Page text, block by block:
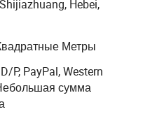
месте и проверку
2013 года, он принял
системы
Hebei,
Метры
P, PayPal, Western
сумма